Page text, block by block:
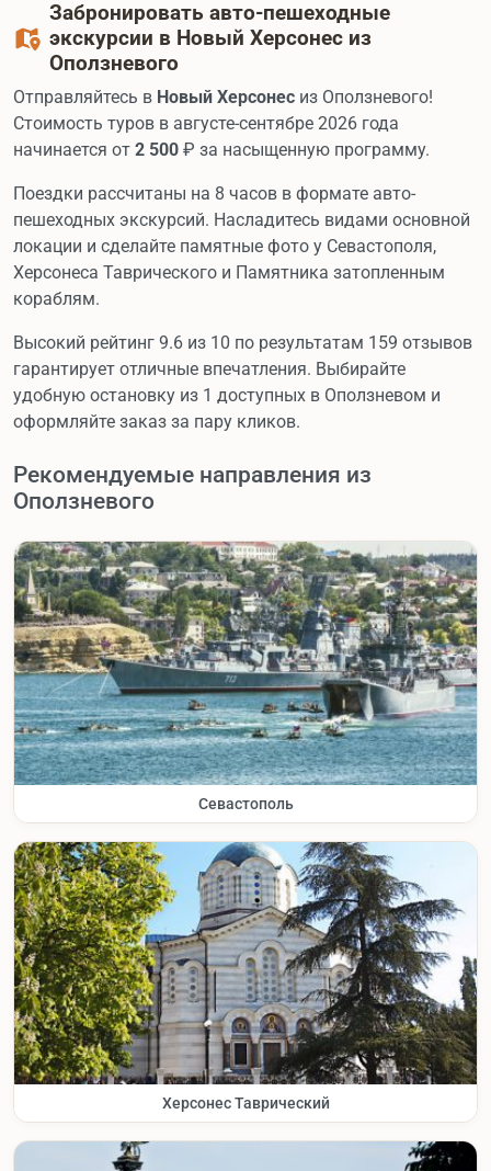
Забронировать авто-пешеходные
экскурсии в Новый Херсонес из
Оползневого
Отправляйтесь в Новый Херсонес из Оползневого!
Стоимость туров в августе-сентябре 2026 года
начинается от 2 500 ₽ за насыщенную программу.
Поездки рассчитаны на 8 часов в формате авто-
пешеходных экскурсий. Насладитесь видами основной
локации и сделайте памятные фото у Севастополя,
Херсонеса Таврического и Памятника затопленным
кораблям.
Высокий рейтинг 9.6 из 10 по результатам 159 отзывов
гарантирует отличные впечатления. Выбирайте
удобную остановку из 1 доступных в Оползневом и
оформляйте заказ за пару кликов.
Рекомендуемые направления из
Оползневого
Севастополь
Херсонес Таврический